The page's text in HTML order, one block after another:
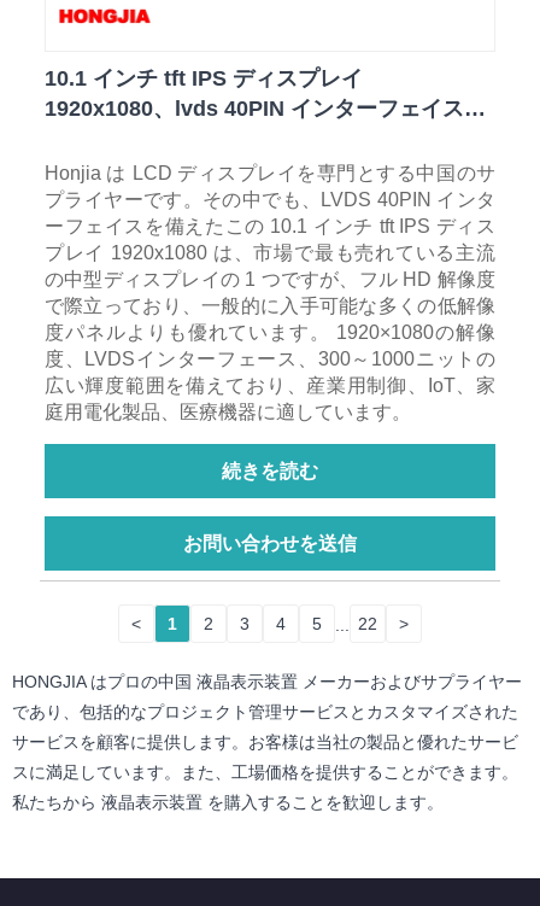
10.1 インチ tft IPS ディスプレイ
1920x1080、lvds 40PIN インターフェイス付
Honjia は LCD ディスプレイを専門とする中国のサ
プライヤーです。その中でも、LVDS 40PIN インタ
ーフェイスを備えたこの 10.1 インチ tft IPS ディス
プレイ 1920x1080 は、市場で最も売れている主流
の中型ディスプレイの 1 つですが、フル HD 解像度
で際立っており、一般的に入手可能な多くの低解像
度パネルよりも優れています。 1920×1080の解像
度、LVDSインターフェース、300～1000ニットの
広い輝度範囲を備えており、産業用制御、IoT、家
庭用電化製品、医療機器に適しています。
続きを読む
お問い合わせを送信
< 1 2 3 4 5 22 >
HONGJIA はプロの中国 液晶表示装置 メーカーおよびサプライヤー
であり、包括的なプロジェクト管理サービスとカスタマイズされた
サービスを顧客に提供します。お客様は当社の製品と優れたサービ
スに満足しています。また、工場価格を提供することができます。
私たちから 液晶表示装置 を購入することを歓迎します。